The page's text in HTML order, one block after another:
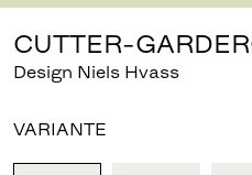
CUTTER-
Design Niels Hvass
VARIANTE